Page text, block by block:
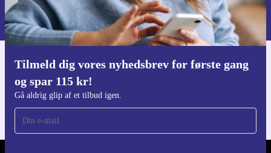
Tilmeld dig vores nyhedsbrev for første gang
og spar 115 kr!
Gå aldrig glip af et tilbud igen.
Du kan finde information omkring vores brug af personlig data i vores
Privatlivspolitik
Download refurbed appen